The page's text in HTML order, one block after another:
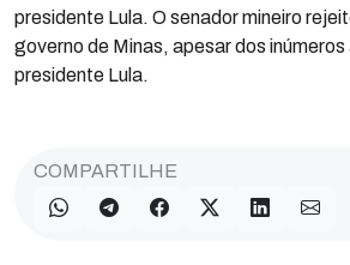
presidente Lula. O senador mineiro
governo de Minas, apesar dos inúmeros
presidente Lula.
COMPARTILHE